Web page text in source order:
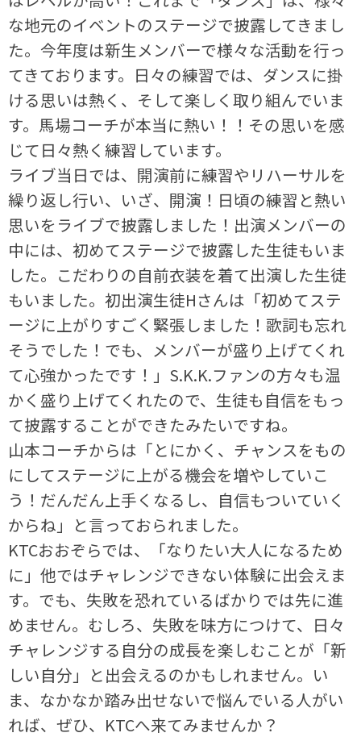
な地元のイベントのステージで披露してきまし
た。今年度は新生メンバーで様々な活動を行っ
てきております。日々の練習では、ダンスに掛
ける思いは熱く、そして楽しく取り組んでいま
す。馬場コーチが本当に熱い！！その思いを感
じて日々熱く練習しています。
ライブ当日では、開演前に練習やリハーサルを
繰り返し行い、いざ、開演！日頃の練習と熱い
思いをライブで披露しました！出演メンバーの
中には、初めてステージで披露した生徒もいま
した。こだわりの自前衣装を着て出演した生徒
もいました。初出演生徒Hさんは「初めてステ
ージに上がりすごく緊張しました！歌詞も忘れ
そうでした！でも、メンバーが盛り上げてくれ
て心強かったです！」S.K.K.ファンの方々も温
かく盛り上げてくれたので、生徒も自信をもっ
て披露することができたみたいですね。
山本コーチからは「とにかく、チャンスをもの
にしてステージに上がる機会を増やしていこ
う！だんだん上手くなるし、自信もついていく
からね」と言っておられました。
KTCおおぞらでは、「なりたい大人になるため
に」他ではチャレンジできない体験に出会えま
す。でも、失敗を恐れているばかりでは先に進
めません。むしろ、失敗を味方につけて、日々
チャレンジする自分の成長を楽しむことが「新
しい自分」と出会えるのかもしれません。い
ま、なかなか踏み出せないで悩んでいる人がい
れば、ぜひ、KTCへ来てみませんか？